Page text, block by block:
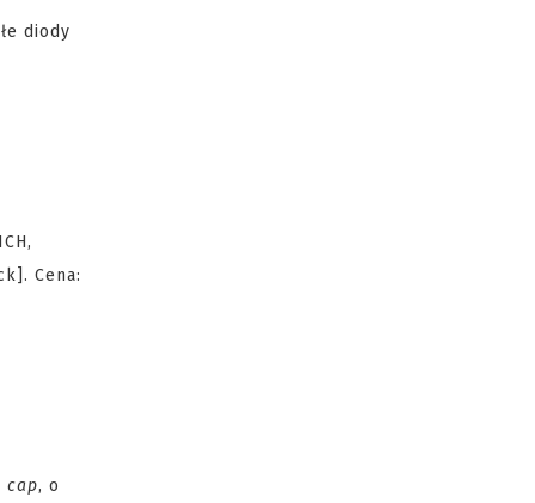
diody
Cena:
cap, o